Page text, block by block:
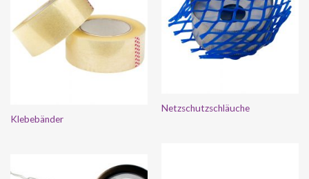
Netzschutzschläuche
Klebebänder